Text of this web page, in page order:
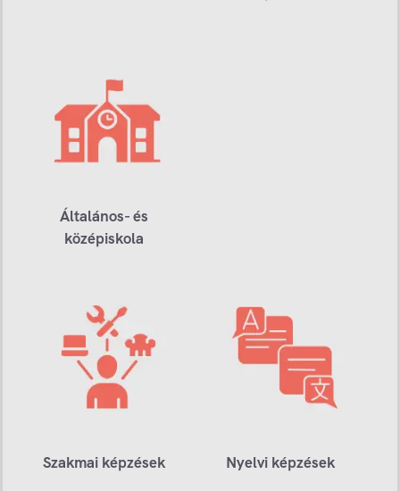
Általános- és
középiskola
Szakmai képzések Nyelvi képzések